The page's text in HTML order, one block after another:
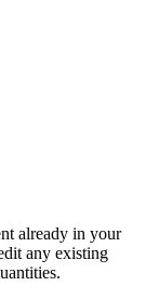
already in your
any existing